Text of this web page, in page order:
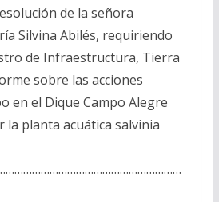
de la señora
Silvina Abilés, requiriendo
de Infraestructura, Tierra
sobre las acciones
en el Dique Campo Alegre
la planta acuática salvinia